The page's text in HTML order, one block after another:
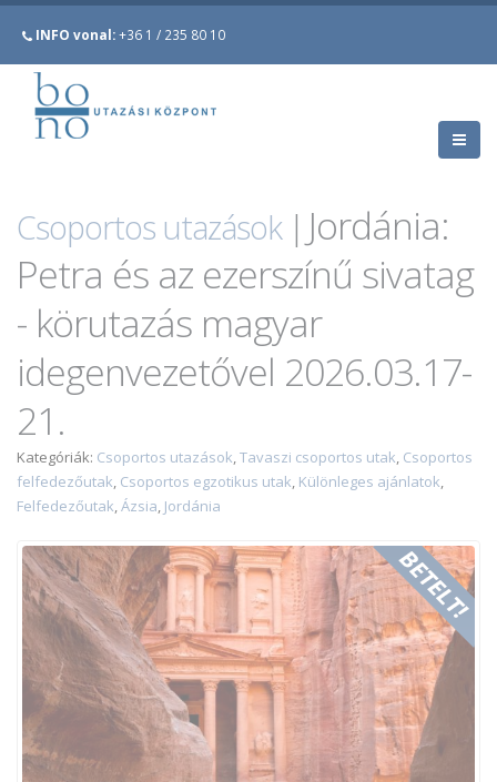
INFO vonal:+36 1 / 235 80 10
Csoportos utazások| Jordánia:
Petra és az ezerszínű sivatag
- körutazás magyar
idegenvezetővel 2026.03.17-
21.
Kategóriák: Csoportos utazások,Tavaszi csoportos utak, Csoportos
felfedezőutak, Csoportos egzotikus utak, Különleges ajánlatok,
Felfedezőutak,Ázsia, Jordánia